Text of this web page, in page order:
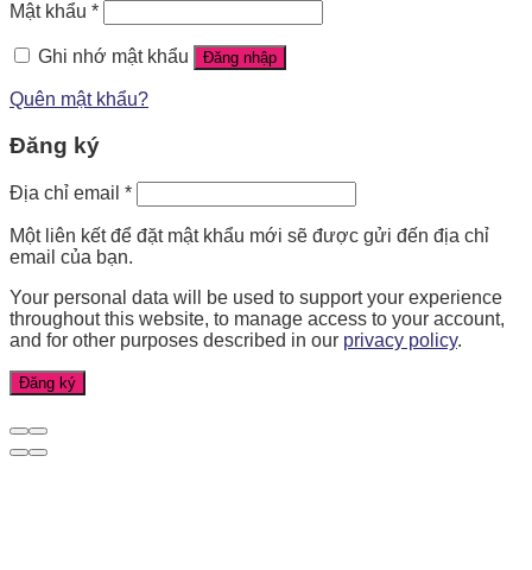
Mật khẩu *
Ghi nhớ mật khẩu Đăng nhập
Quên mật khẩu?
Đăng ký
Địa chỉ email *
Một liên kết để đặt mật khẩu mới sẽ được gửi đến địa chỉ
email của bạn.
Your personal data will be used to support your experience
throughout this website, to manage access to your account,
and for other purposes described in our privacy policy.
Đăng ký